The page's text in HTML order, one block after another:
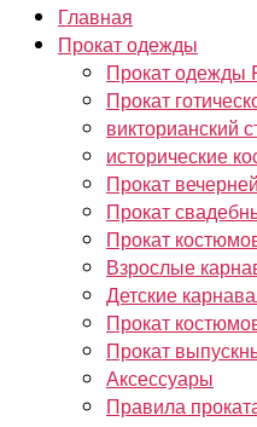
Главная
Прокат одежды
Прокат одежды
Прокат
викторианский
исторические
Прокат
Прокат
Прокат
Взрослые
Детские
Прокат
Прокат
Аксессуары
Правила